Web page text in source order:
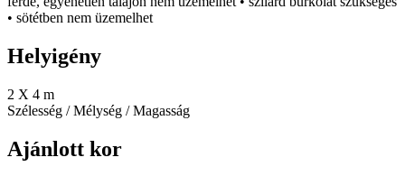
• sötétben nem üzemelhet
Helyigény
2 X 4 m
Szélesség / Mélység / Magasság
Ajánlott kor